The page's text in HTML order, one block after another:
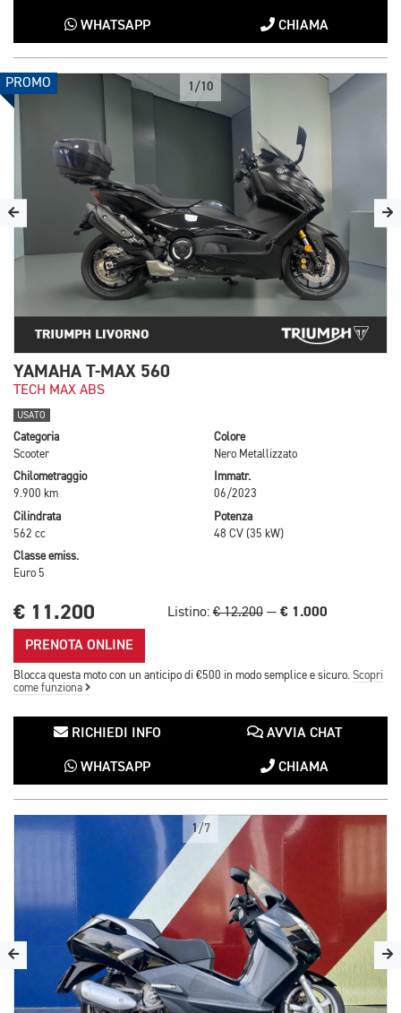
WHATSAPP CHIAMA
PROMO 1/10
YAMAHA T-MAX 560
TECH MAX ABS
USATO
Categoria
Scooter
Colore
Nero Metallizzato
Chilometraggio
9.900 km
Immatr.
06/2023
Cilindrata
562 cc
Potenza
48 CV (35 kW)
Classe emiss.
Euro 5
€ 11.200 Listino:€ 12.200 — € 1.000
PRENOTA ONLINE
Blocca questa moto con un anticipo di €500 in modo semplice e sicuro. Scopri
come funziona
RICHIEDI INFO AVVIA CHAT
WHATSAPP CHIAMA
1/7